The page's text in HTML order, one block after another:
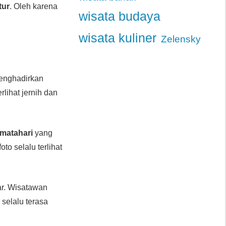
. Oleh karena
jernih dan
yang
selalu terlihat
Wisatawan
selalu terasa
wisata budaya
wisata kuliner Zelensky